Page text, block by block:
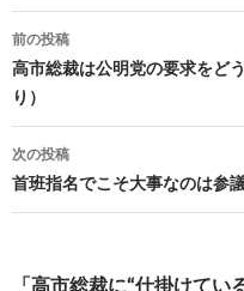
b
o
k
es
t
投
稿
ナ
ビ
ゲ
シ
前の投稿
高市総裁は公明党の要求をど
り）
次の投稿
首班指名でこそ大事なのは参
「高市総裁に“仕掛けて